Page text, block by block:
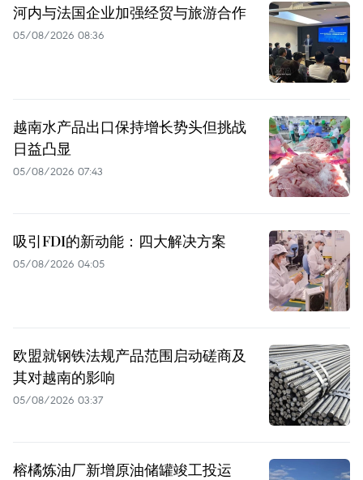
河内与法国企业加强经贸与旅游合作
05/08/2026 08:36
越南水产品出口保持增长势头但挑战
日益凸显
05/08/2026 07:43
吸引FDI的新动能：四大解决方案
05/08/2026 04:05
欧盟就钢铁法规产品范围启动磋商及
其对越南的影响
05/08/2026 03:37
榕橘炼油厂新增原油储罐竣工投运